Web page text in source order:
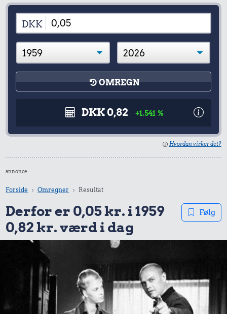
DKK
OMREGN
DKK 0,82 +1.541 %
Hvordan virker det?
annonce
Forside Omregner Resultat
Derfor er 0,05 kr. i 1959
0,82 kr. værd i dag
Følg